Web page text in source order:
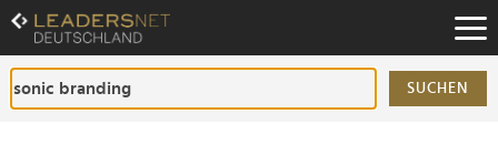
Zum
Inhalt
Zur
Fußzeilen-
Navigation
SUCHEN